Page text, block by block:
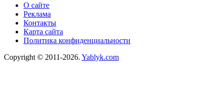
О сайте
Реклама
Контакты
Карта сайта
Политика конфиденциальности
Copyright © 2011-2026. Yablyk.сom